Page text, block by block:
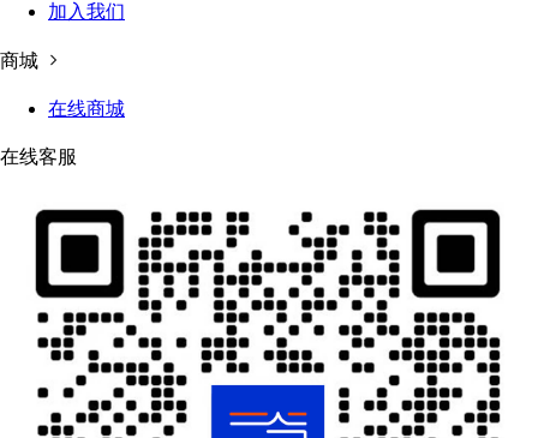
加入我们
商城
在线商城
在线客服